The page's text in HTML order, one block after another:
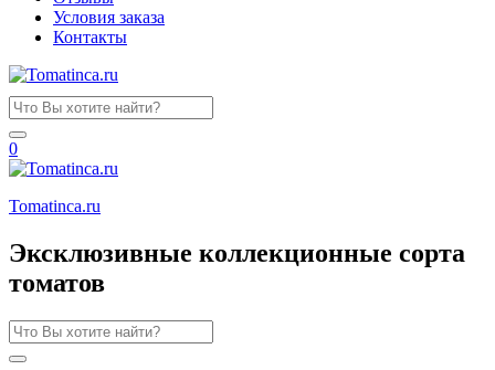
Условия заказа
Контакты
0
Tomatinсa.ru
Эксклюзивные коллекционные сорта
томатов